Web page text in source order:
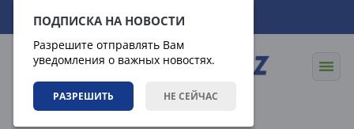
ПОДПИСКА НА НОВОСТИ
Разрешите отправлять Вам
уведомления о важных новостях.
РАЗРЕШИТЬ НЕ СЕЙЧАС
07.08.2026 20:24:54